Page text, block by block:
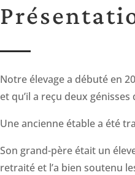
Notre élevage a débuté en
et qu’il a reçu deux
Une ancienne étable a été
Son grand-père était un
retraité et l’a bien soutenu